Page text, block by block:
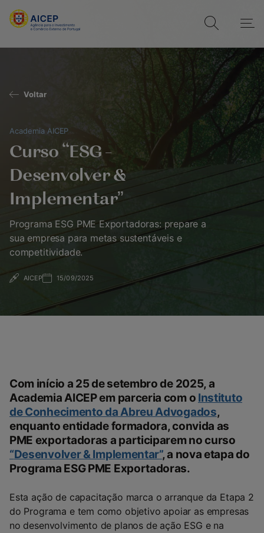
Voltar
Academia AICEP
Curso “ESG –
Desenvolver &
Implementar”
Programa ESG PME Exportadoras: prepare a
sua empresa para metas sustentáveis e
competitividade.
AICEP 15/09/2025
Com início a 25 de setembro de 2025, a
Academia AICEP em parceria com o Instituto
de Conhecimento da Abreu Advogados,
enquanto entidade formadora, convida as
PME exportadoras a participarem no curso
“Desenvolver & Implementar”, a nova etapa do
Programa ESG PME Exportadoras.
Esta ação de capacitação marca o arranque da Etapa 2
do Programa e tem como objetivo apoiar as empresas
no desenvolvimento de planos de ação ESG e na